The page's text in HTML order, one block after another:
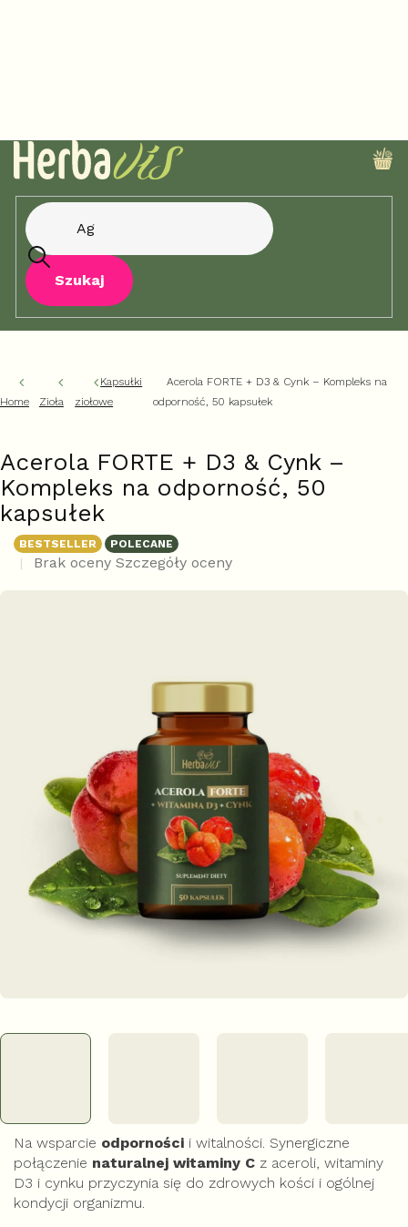
Szukaj
Home Zioła
Kapsułki
ziołowe
Acerola FORTE + D3 & Cynk – Kompleks na
odporność, 50 kapsułek
Acerola FORTE + D3 & Cynk –
Kompleks na odporność, 50
kapsułek
BESTSELLER POLECANE
Średnia
Brak oceny Szczegóły oceny
Na wsparcie odporności i witalności. Synergiczne
połączenie naturalnej witaminy C z aceroli, witaminy
D3 i cynku przyczynia się do zdrowych kości i ogólnej
kondycji organizmu.